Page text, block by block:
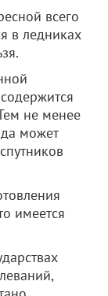
всего
в ледниках
не менее
может
имеется